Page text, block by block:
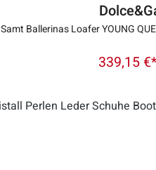
Samt Ballerinas Loafer YOUNG
339,15 €*